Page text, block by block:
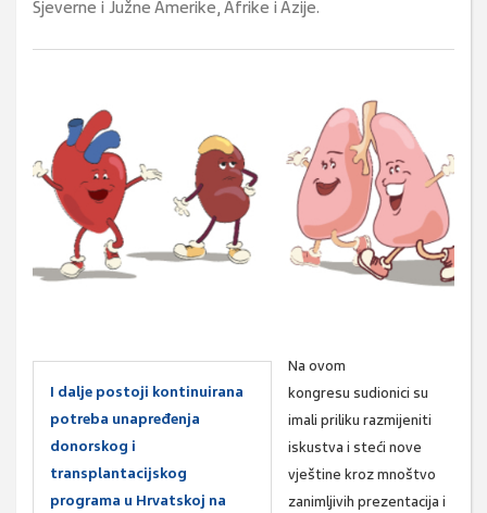
Sjeverne i Južne Amerike, Afrike i Azije.
I dalje postoji kontinuirana
potreba unapređenja
donorskog i
transplantacijskog
programa u Hrvatskoj na
Na ovom
kongresu sudionici su
imali priliku razmijeniti
iskustva i steći nove
vještine kroz mnoštvo
zanimljivih prezentacija i